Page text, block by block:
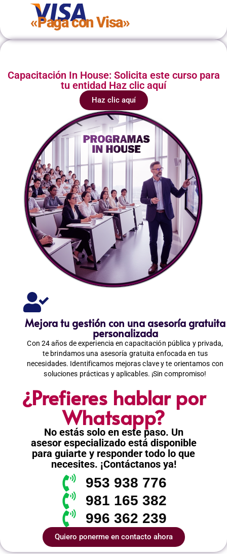
«Paga con Visa»
Capacitación In House: Solicita este curso para
tu entidad Haz clic aquí
Haz clic aquí
Mejora tu gestión con una asesoría gratuita
personalizada
Con 24 años de experiencia en capacitación pública y privada,
te brindamos una asesoría gratuita enfocada en tus
necesidades. Identificamos mejoras clave y te orientamos con
soluciones prácticas y aplicables. ¡Sin compromiso!
¿Prefieres hablar por
Whatsapp?
No estás solo en este paso. Un
asesor especializado está disponible
para guiarte y responder todo lo que
necesites. ¡Contáctanos ya!
953 938 776
981 165 382
996 362 239
Quiero ponerme en contacto ahora